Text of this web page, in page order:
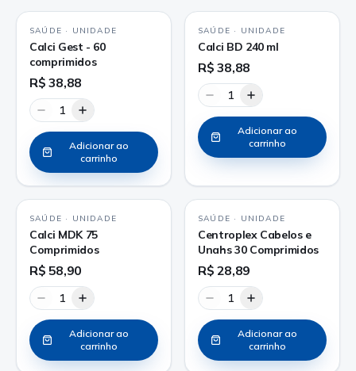
SAÚDE · UNIDADE
Calci Gest - 60
comprimidos
R$ 38,88
1
Adicionar ao
carrinho
SAÚDE · UNIDADE
Calci BD 240 ml
R$ 38,88
1
Adicionar ao
carrinho
SAÚDE · UNIDADE
Calci MDK 75
Comprimidos
R$ 58,90
1
Adicionar ao
carrinho
SAÚDE · UNIDADE
Centroplex Cabelos e
Unahs 30 Comprimidos
R$ 28,89
1
Adicionar ao
carrinho